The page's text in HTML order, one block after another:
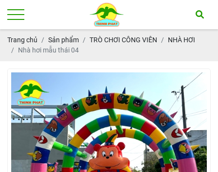
Trang chủ Sản phẩm TRÒ CHƠI CÔNG VIÊN
NHÀ HƠI
Nhà hơi mẫu thái 04